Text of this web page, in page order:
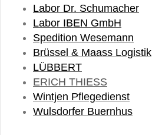
Labor Dr. Schumacher
Labor IBEN GmbH
Spedition Wesemann
Brüssel & Maass Logistik
LÜBBERT
ERICH THIESS
Wintjen Pflegedienst
Wulsdorfer Buernhus